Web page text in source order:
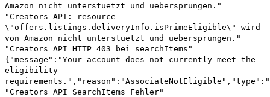
Amazon nicht unterstuetzt und uebersprungen."
"Creators API: resource
\"offers.listings.deliveryInfo.isPrimeEligible\" wird
von Amazon nicht unterstuetzt und uebersprungen."
"Creators API HTTP 403 bei searchItems"
{"message":"Your account does not currently meet the
eligibility
"Creators API SearchItems Fehler"